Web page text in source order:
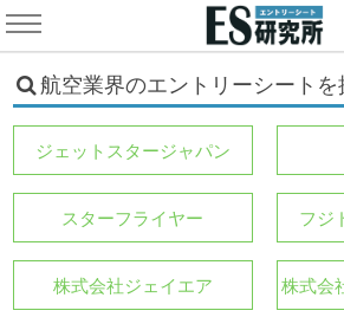
航空業界のエントリーシートを
ジェットスタージャパン
スターフライヤー フジ
株式会社ジェイエア 株式会